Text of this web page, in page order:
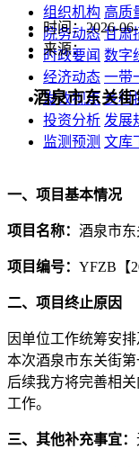
组织机构 高质
院务动态 甘肃
时政要闻 数字
经济动态 一带
发改视点 乡村
投资分析 发展
监测预测 文库
时间：2026-
来源：
酒泉市东关
一、项目基本情况
项目名称： 酒泉市
项目编号： YFZB【
二、项目终止原因
因单位工作统筹安
本次酒泉市东关街
后续我方将完善相
工作。
三、其他补充事宜：